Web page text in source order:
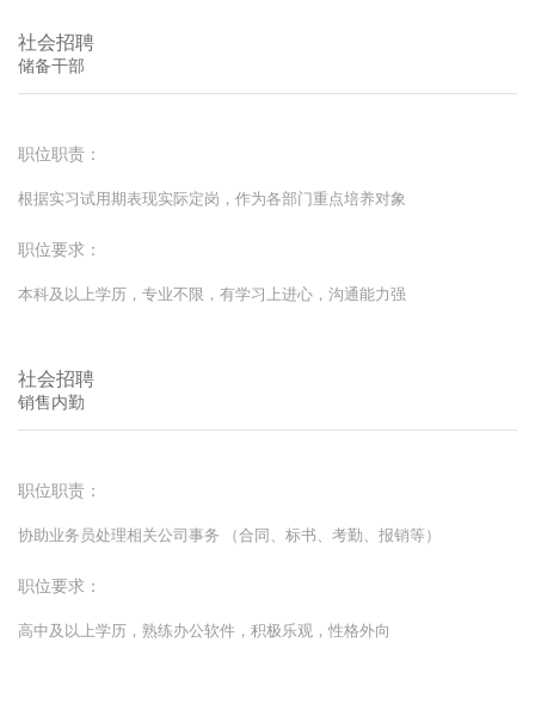
社会招聘
储备干部
职位职责：
根据实习试用期表现实际定岗，作为各部门重点培养对象
职位要求：
本科及以上学历，专业不限，有学习上进心，沟通能力强
社会招聘
销售内勤
职位职责：
协助业务员处理相关公司事务 （合同、标书、考勤、报销等）
职位要求：
高中及以上学历，熟练办公软件，积极乐观，性格外向